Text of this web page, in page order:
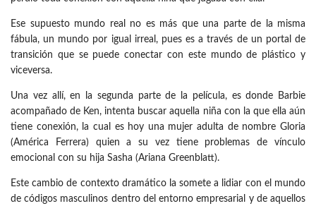
Ese supuesto mundo real no es más que una parte de la misma
fábula, un mundo por igual irreal, pues es a través de un portal de
transición que se puede conectar con este mundo de plástico y
viceversa.
Una vez allí, en la segunda parte de la película, es donde Barbie
acompañado de Ken, intenta buscar aquella niña con la que ella aún
tiene conexión, la cual es hoy una mujer adulta de nombre Gloria
(América Ferrera) quien a su vez tiene problemas de vínculo
emocional con su hija Sasha (Ariana Greenblatt).
Este cambio de contexto dramático la somete a lidiar con el mundo
de códigos masculinos dentro del entorno empresarial y de aquellos